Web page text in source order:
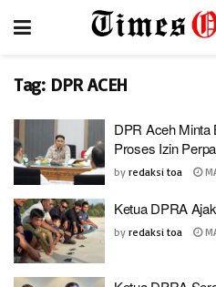
Tag: DPR ACEH
DPR Aceh Minta
Proses Izin
by redaksi toa
Ketua DPRA
by redaksi toa